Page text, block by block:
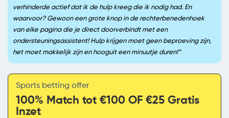
Sports betting offer
100% Match tot €100 OF €25 Gratis
Inzet
verhinderde actief dat ik de hulp kreeg die ik nodig had. En
waarvoor? Gewoon een grote knop in de rechterbenedenhoek
van elke pagina die je direct doorverbindt met een
ondersteuningsassistent! Hulp krijgen moet geen beproeving zijn,
het moet makkelijk zijn en hooguit een minuutje duren!